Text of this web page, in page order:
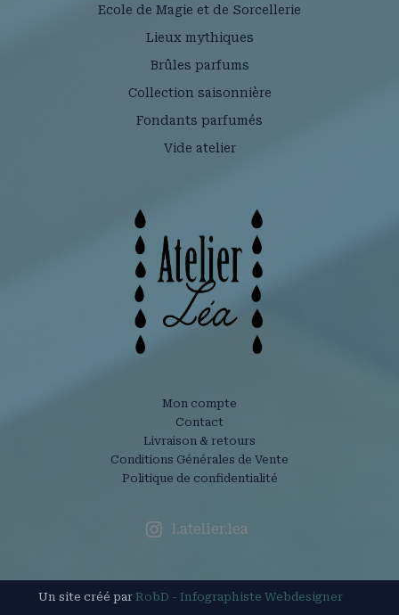
Ecole de Magie et de Sorcellerie
Lieux mythiques
Brûles parfums
Collection saisonnière
Fondants parfumés
Vide atelier
Mon compte
Contact
Livraison & retours
Conditions Générales de Vente
Politique de confidentialité
l.atelier.lea
Un site créé par RobD - Infographiste Webdesigner